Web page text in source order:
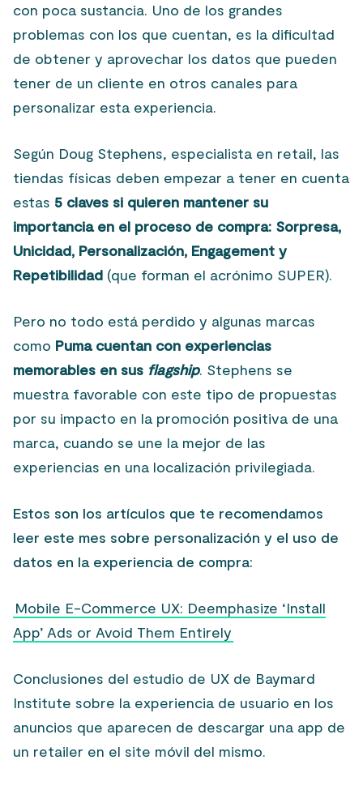
con poca sustancia. Uno de los grandes
problemas con los que cuentan, es la dificultad
de obtener y aprovechar los datos que pueden
tener de un cliente en otros canales para
personalizar esta experiencia.
Según Doug Stephens, especialista en retail, las
tiendas físicas deben empezar a tener en cuenta
estas 5 claves si quieren mantener su
importancia en el proceso de compra: Sorpresa,
Unicidad, Personalización, Engagement y
Repetibilidad (que forman el acrónimo SUPER).
Pero no todo está perdido y algunas marcas
como Puma cuentan con experiencias
memorables en sus flagship. Stephens se
muestra favorable con este tipo de propuestas
por su impacto en la promoción positiva de una
marca, cuando se une la mejor de las
experiencias en una localización privilegiada.
Estos son los artículos que te recomendamos
leer este mes sobre personalización y el uso de
datos en la experiencia de compra:
Mobile E-Commerce UX: Deemphasize ‘Install
App’ Ads or Avoid Them Entirely
Conclusiones del estudio de UX de Baymard
Institute sobre la experiencia de usuario en los
anuncios que aparecen de descargar una app de
un retailer en el site móvil del mismo.